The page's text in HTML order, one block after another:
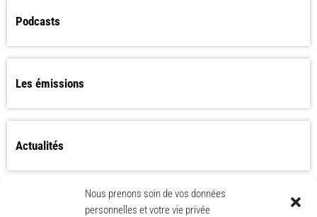
Nous prenons soin de vos données
personnelles et votre vie privée
Podcasts
Les émissions
Actualités
Les Worlds Apart bientôt de retour ?